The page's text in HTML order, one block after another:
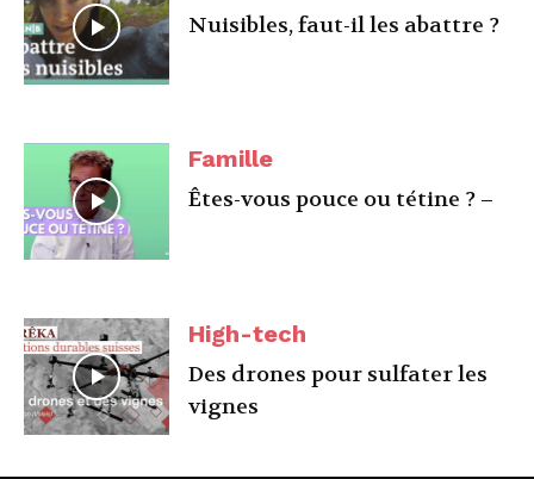
Nuisibles, faut-il les abattre ?
Famille
Êtes-vous pouce ou tétine ? –
High-tech
Des drones pour sulfater les
vignes